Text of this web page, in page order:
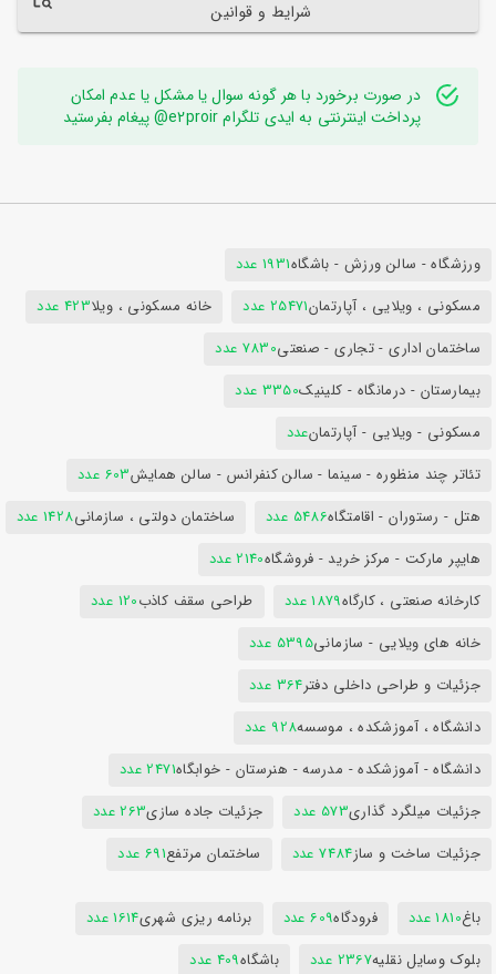
شرایط و قوانین
در صورت برخورد با هر گونه سوال یا مشکل یا عدم امکان
پرداخت اینترنتی به ایدی تلگرام e2proir@ پیغام بفرستید
ورزشگاه - سالن ورزش - باشگاه1931 عدد
مسکونی ، ویلایی ، آپارتمان25471 عدد خانه مسکونی ، ویلا423 عدد
ساختمان اداری - تجاری - صنعتی7830 عدد
بیمارستان - درمانگاه - کلینیک3350 عدد
مسکونی - ویلایی - آپارتمانعدد
تئاتر چند منظوره - سینما - سالن کنفرانس - سالن همایش603 عدد
هتل - رستوران - اقامتگاه5486 عدد ساختمان دولتی ، سازمانی1428 عدد
هایپر مارکت - مرکز خرید - فروشگاه2140 عدد
کارخانه صنعتی ، کارگاه1879 عدد طراحی سقف کاذب120 عدد
خانه های ویلایی - سازمانی5395 عدد
جزئیات و طراحی داخلی دفتر364 عدد
دانشگاه ، آموزشکده ، موسسه928 عدد
دانشگاه - آموزشکده - مدرسه - هنرستان - خوابگاه2471 عدد
جزئیات میلگرد گذاری573 عدد جزئیات جاده سازی263 عدد
جزئیات ساخت و ساز7484 عدد ساختمان مرتفع691 عدد
باغ1810 عدد فرودگاه609 عدد برنامه ریزی شهری1614 عدد
بلوک وسایل نقلیه2367 عدد باشگاه409 عدد